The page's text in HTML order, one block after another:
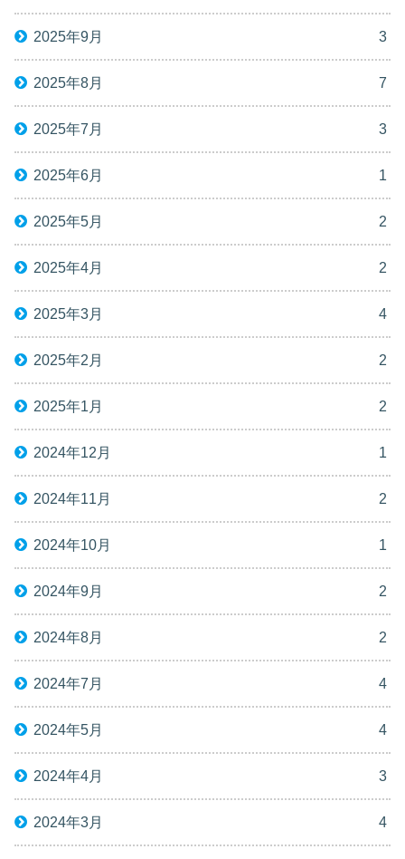
2025年9月 3
2025年8月 7
2025年7月 3
2025年6月 1
2025年5月 2
2025年4月 2
2025年3月 4
2025年2月 2
2025年1月 2
2024年12月 1
2024年11月 2
2024年10月 1
2024年9月 2
2024年8月 2
2024年7月 4
2024年5月 4
2024年4月 3
2024年3月 4